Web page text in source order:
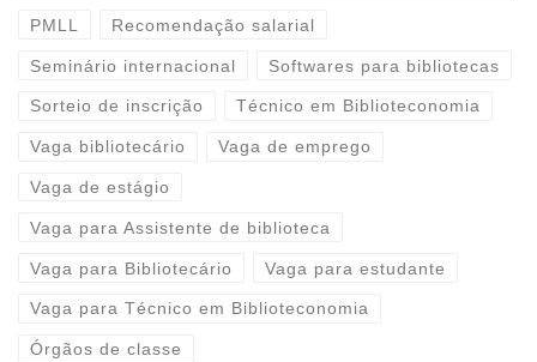
PMLL Recomendação salarial
Seminário internacional Softwares para bibliotecas
Sorteio de inscrição Técnico em Biblioteconomia
Vaga bibliotecário Vaga de emprego
Vaga de estágio
Vaga para Assistente de biblioteca
Vaga para Bibliotecário Vaga para estudante
Vaga para Técnico em Biblioteconomia
Órgãos de classe